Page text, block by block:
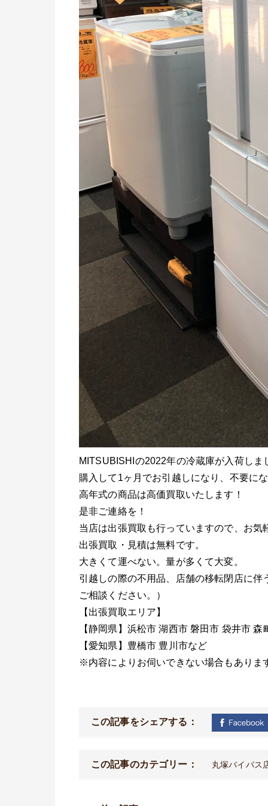
MITSUBISHIの2022年の冷蔵庫が入荷しま
購入して1ヶ月でお引越しになり、不要に
高年式の商品は高価買取いたします！
是非ご連絡を！
当店は出張買取も行っていますので、お気
出張買取・見積は無料です。
大きくて運べない。量が多くて大変。
引越しの際の不用品、店舗の移転閉店に
ご相談ください。）
【出張買取エリア】
【静岡県】浜松市 湖西市 磐田市 袋井市 森
【愛知県】豊橋市 豊川市など
※内容によりお伺いできない場合もありま
この記事をシェアする：
この記事のカテゴリー： 丸塚バイパス